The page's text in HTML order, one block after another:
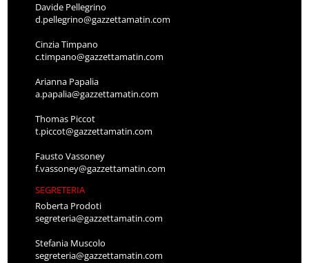
Davide Pellegrino
d.pellegrino@gazzettamatin.com
Cinzia Timpano
c.timpano@gazzettamatin.com
Arianna Papalia
a.papalia@gazzettamatin.com
Thomas Piccot
t.piccot@gazzettamatin.com
Fausto Vassoney
f.vassoney@gazzettamatin.com
SEGRETERIA
Roberta Prodoti
segreteria@gazzettamatin.com
Stefania Muscolo
segreteria@gazzettamatin.com